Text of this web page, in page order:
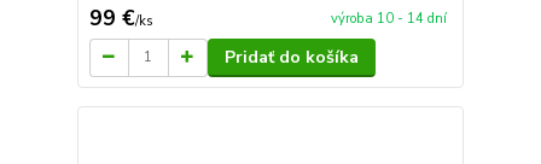
99 €/ks výroba 10 - 14 dní
Pridať do košíka